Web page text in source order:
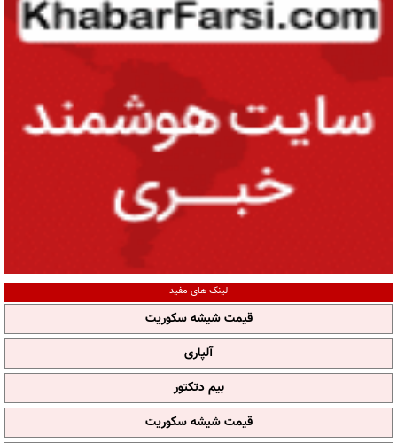
لینک های مفید
قیمت شیشه سکوریت
آلپاری
بیم دتکتور
قیمت شیشه سکوریت